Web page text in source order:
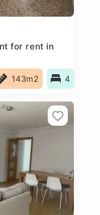
for rent in
143m2 4